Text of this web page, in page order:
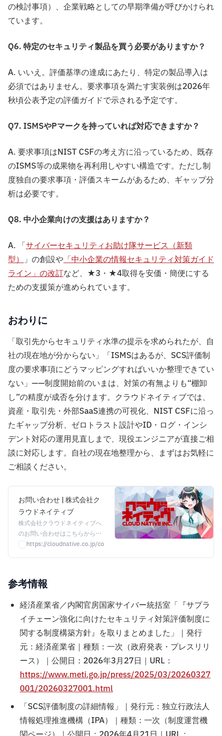
の検討事項）、企業戦略としての早期準備が呼びかけられ
ています。
Q6. 特定のセキュリティ製品を買う必要がありますか？
A. いいえ。評価基準の達成にあたり、特定の製品導入は
必須ではありません。要求事項を満たす実装例は2026年
秋頃公表予定の評価ガイドで示される予定です。
Q7. ISMSやPマークを持っていれば対応できますか？
A. 要求事項はNIST CSFの考え方に沿っているため、既存
のISMS等の成果物を再利用しやすい構造です。ただし制
度独自の要求事項・評価スキームがあるため、ギャップ分
析は必要です。
Q8. 中小企業向けの支援はありますか？
A. 「サイバーセキュリティお助け隊サービス（新類
型）」の創設や「中小企業の情報セキュリティ対策ガイド
ライン」の改訂など、★3・★4取得を安価・簡便にする
ための支援策が進められています。
おわりに
「取引先からセキュリティ水準の提示を求められたが、自
社の現在地が分からない」「ISMSはあるが、SCS評価制
度の要求事項にどうマッピングすればいいか整理できてい
ない」——制度開始前のいまは、対策の有無よりも“棚卸
し”の精度が成否を分けます。クラウドネイティブでは、
資産・取引先・外部SaaS連携の可視化、NIST CSFに沿っ
たギャップ分析、ゼロトラスト設計やID・ログ・インシ
デント対応の運用見直しまで、現役エンジニアが直接ご相
談に対応します。自社の現在地整理から、まずはお気軽に
ご相談ください。
お問い合わせ | 株式会社ク
ラウドネイティブ
株式会社クラウドネイティブへ
のお問い合わせはこちらから。
製品・サービスに関するご相
https://cloudnative.co.jp/contact/
参考情報
経済産業省／内閣官房国家サイバー統括室「『サプラ
イチェーン強化に向けたセキュリティ対策評価制度に
関する制度構築方針』を取りまとめました」｜発行
元：経済産業省｜種類：一次（政府発表・プレスリリ
ース）｜公開日：2026年3月27日｜URL：
https://www.meti.go.jp/press/2025/03/20260327
001/20260327001.html
「SCS評価制度の詳細情報」｜発行元：独立行政法人
情報処理推進機構（IPA）｜種類：一次（制度運営機